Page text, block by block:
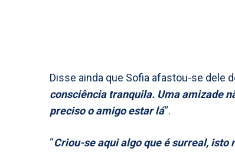
Disse ainda que Sofia afastou-se dele
consciência tranquila. Uma amizade
preciso o amigo estar lá“.
“Criou-se aqui algo que é surreal, isto